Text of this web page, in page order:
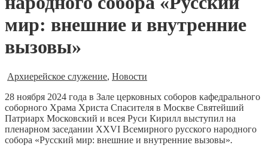
мир: внешние и внутренние
вызовы»
Архиерейское служение, Новости
28 ноября 2024 года в Зале церковных соборов кафедрального
соборного Храма Христа Спасителя в Москве Святейший
Патриарх Московский и всея Руси Кирилл выступил на
пленарном заседании XXVI Всемирного русского народного
собора «Русский мир: внешние и внутренние вызовы».